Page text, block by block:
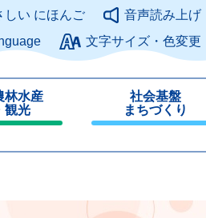
このページの本文へ
しい にほんご
音声読み上げ
文字サイズ・色変更
林水産
観光
社会基盤
まちづくり
じ